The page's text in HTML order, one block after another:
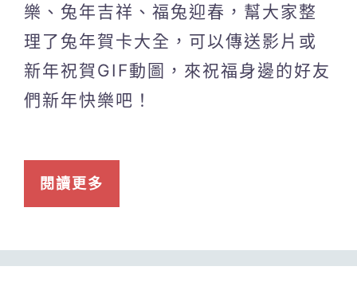
樂、兔年吉祥、福兔迎春，幫大家整
理了兔年賀卡大全，可以傳送影片或
新年祝賀GIF動圖，來祝福身邊的好友
們新年快樂吧！
閱讀更多